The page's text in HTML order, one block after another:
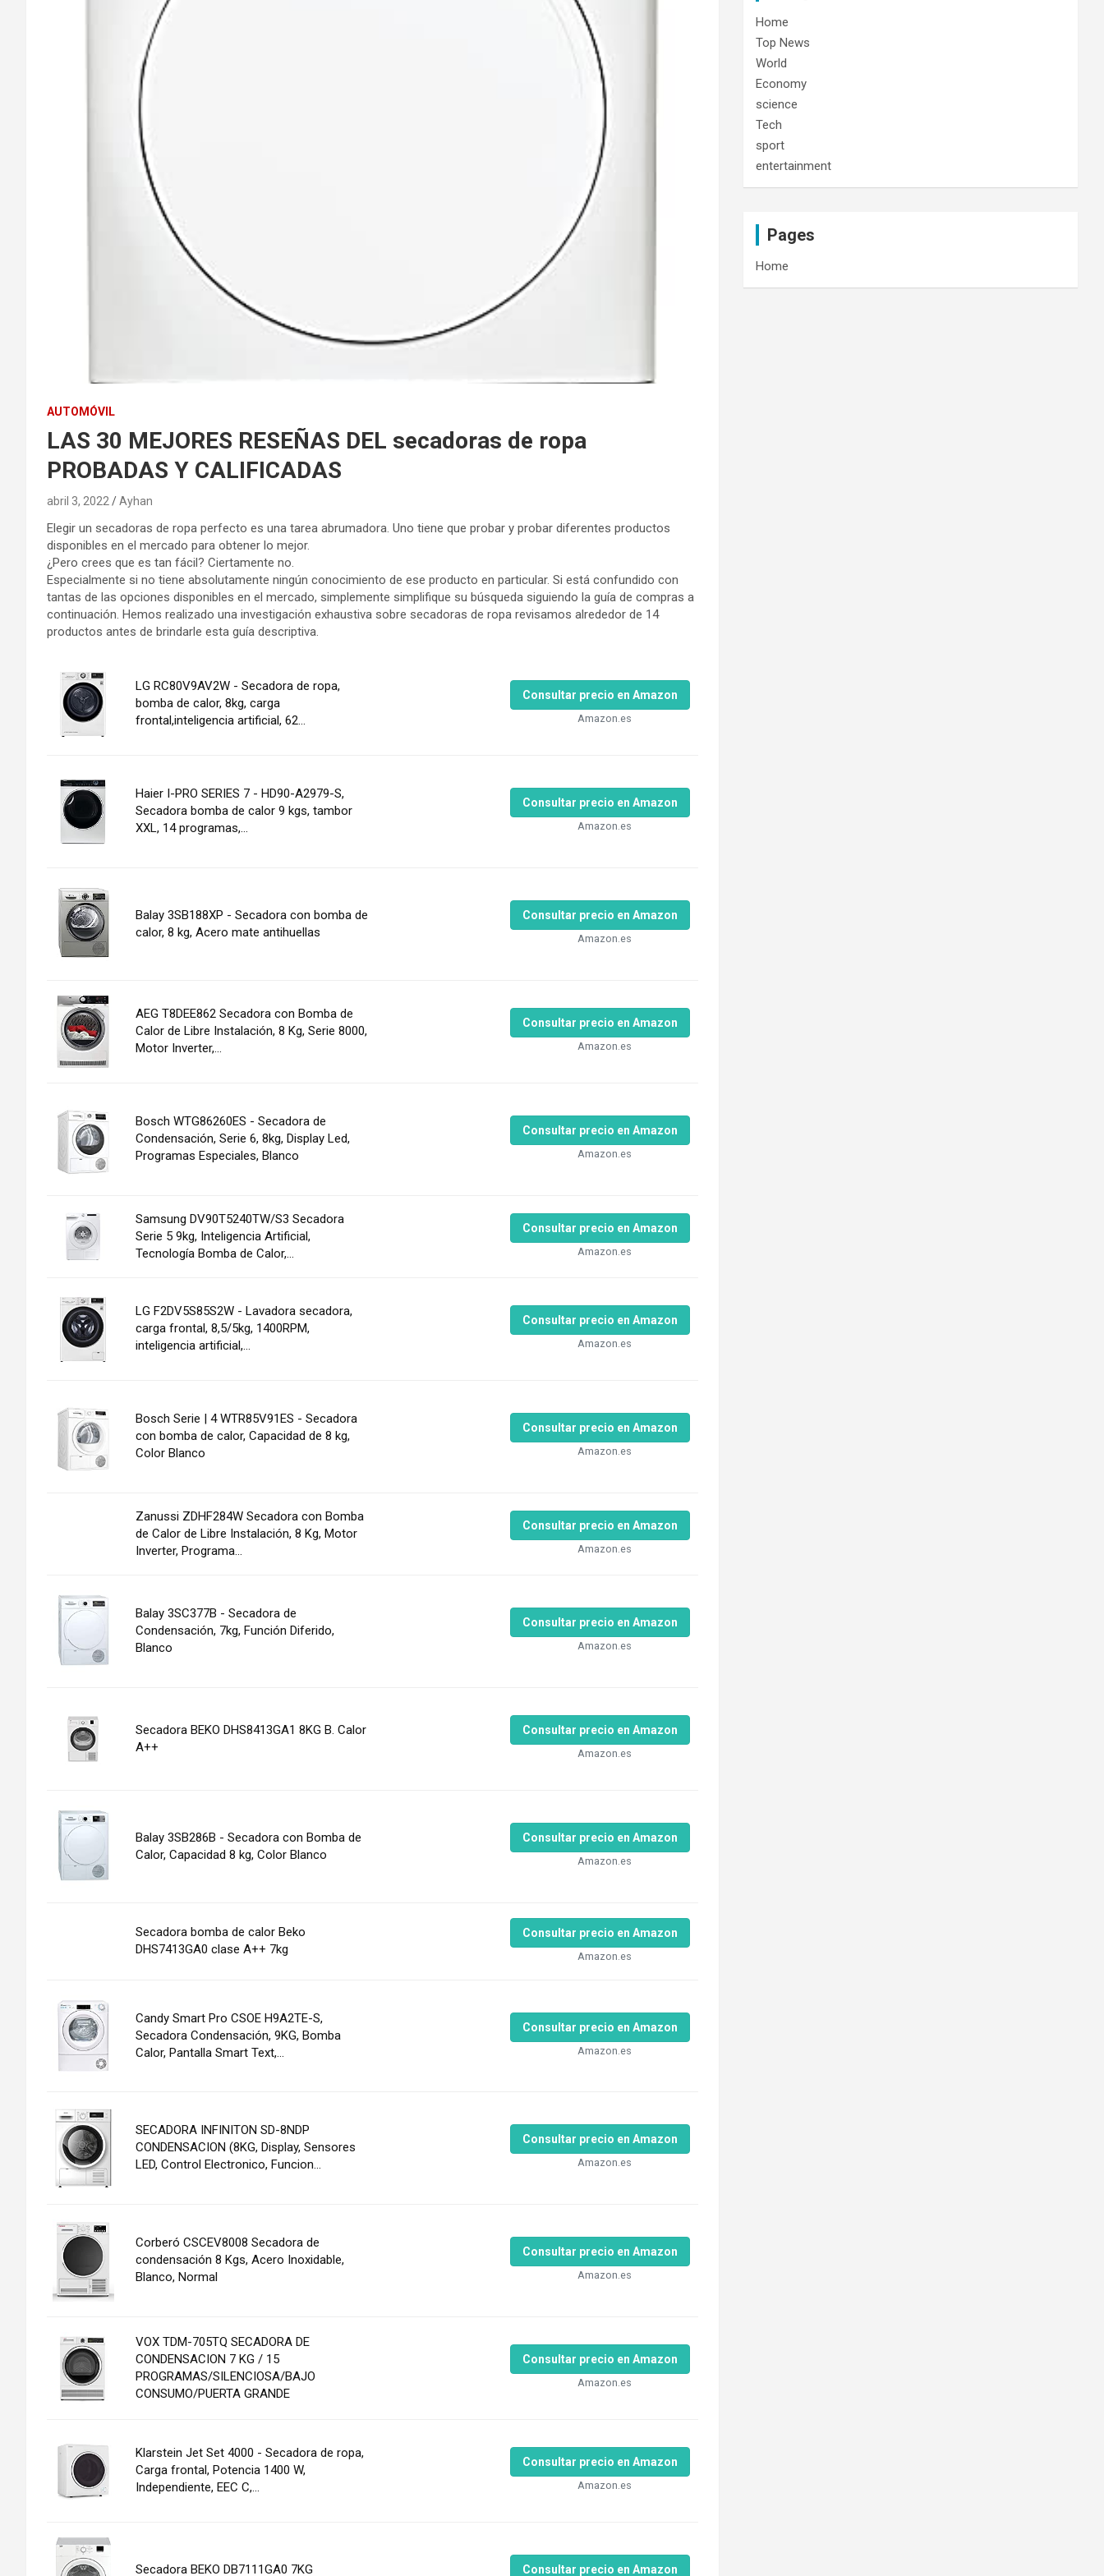
AUTOMÓVIL
LAS 30 MEJORES RESEÑAS DEL secadoras de ropa
PROBADAS Y CALIFICADAS
abril 3, 2022 Ayhan
Elegir un secadoras de ropa perfecto es una tarea abrumadora. Uno tiene que probar y probar diferentes productos
disponibles en el mercado para obtener lo mejor.
¿Pero crees que es tan fácil? Ciertamente no.
Especialmente si no tiene absolutamente ningún conocimiento de ese producto en particular. Si está confundido con
tantas de las opciones disponibles en el mercado, simplemente simplifique su búsqueda siguiendo la guía de compras a
continuación. Hemos realizado una investigación exhaustiva sobre secadoras de ropa revisamos alrededor de 14
productos antes de brindarle esta guía descriptiva.
LG RC80V9AV2W - Secadora de ropa,
bomba de calor, 8kg, carga
frontal,inteligencia artificial, 62...
Consultar precio en Amazon
Amazon.es
Haier I-PRO SERIES 7 - HD90-A2979-S,
Secadora bomba de calor 9 kgs, tambor
XXL, 14 programas,...
Consultar precio en Amazon
Amazon.es
Balay 3SB188XP - Secadora con bomba de
calor, 8 kg, Acero mate antihuellas
Consultar precio en Amazon
Amazon.es
AEG T8DEE862 Secadora con Bomba de
Calor de Libre Instalación, 8 Kg, Serie 8000,
Motor Inverter,...
Consultar precio en Amazon
Amazon.es
Bosch WTG86260ES - Secadora de
Condensación, Serie 6, 8kg, Display Led,
Programas Especiales, Blanco
Consultar precio en Amazon
Amazon.es
Samsung DV90T5240TW/S3 Secadora
Serie 5 9kg, Inteligencia Artificial,
Tecnología Bomba de Calor,...
Consultar precio en Amazon
Amazon.es
LG F2DV5S85S2W - Lavadora secadora,
carga frontal, 8,5/5kg, 1400RPM,
inteligencia artificial,...
Consultar precio en Amazon
Amazon.es
Bosch Serie | 4 WTR85V91ES - Secadora
con bomba de calor, Capacidad de 8 kg,
Color Blanco
Consultar precio en Amazon
Amazon.es
Zanussi ZDHF284W Secadora con Bomba
de Calor de Libre Instalación, 8 Kg, Motor
Inverter, Programa...
Consultar precio en Amazon
Amazon.es
Balay 3SC377B - Secadora de
Condensación, 7kg, Función Diferido,
Blanco
Consultar precio en Amazon
Amazon.es
Secadora BEKO DHS8413GA1 8KG B. Calor
A++
Consultar precio en Amazon
Amazon.es
Balay 3SB286B - Secadora con Bomba de
Calor, Capacidad 8 kg, Color Blanco
Consultar precio en Amazon
Amazon.es
Secadora bomba de calor Beko
DHS7413GA0 clase A++ 7kg
Consultar precio en Amazon
Amazon.es
Candy Smart Pro CSOE H9A2TE-S,
Secadora Condensación, 9KG, Bomba
Calor, Pantalla Smart Text,...
Consultar precio en Amazon
Amazon.es
SECADORA INFINITON SD-8NDP
CONDENSACION (8KG, Display, Sensores
LED, Control Electronico, Funcion...
Consultar precio en Amazon
Amazon.es
Corberó CSCEV8008 Secadora de
condensación 8 Kgs, Acero Inoxidable,
Blanco, Normal
Consultar precio en Amazon
Amazon.es
VOX TDM-705TQ SECADORA DE
CONDENSACION 7 KG / 15
PROGRAMAS/SILENCIOSA/BAJO
CONSUMO/PUERTA GRANDE
Consultar precio en Amazon
Amazon.es
Klarstein Jet Set 4000 - Secadora de ropa,
Carga frontal, Potencia 1400 W,
Independiente, EEC C,...
Consultar precio en Amazon
Amazon.es
Secadora BEKO DB7111GA0 7KG Consultar precio en Amazon
Home
Top News
World
Economy
science
Tech
sport
entertainment
Pages
Home